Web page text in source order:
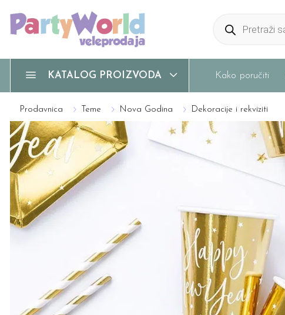
search
KATALOG PROIZVODA Kako poručiti
Prodavnica Teme Nova Godina Dekoracije i rekviziti